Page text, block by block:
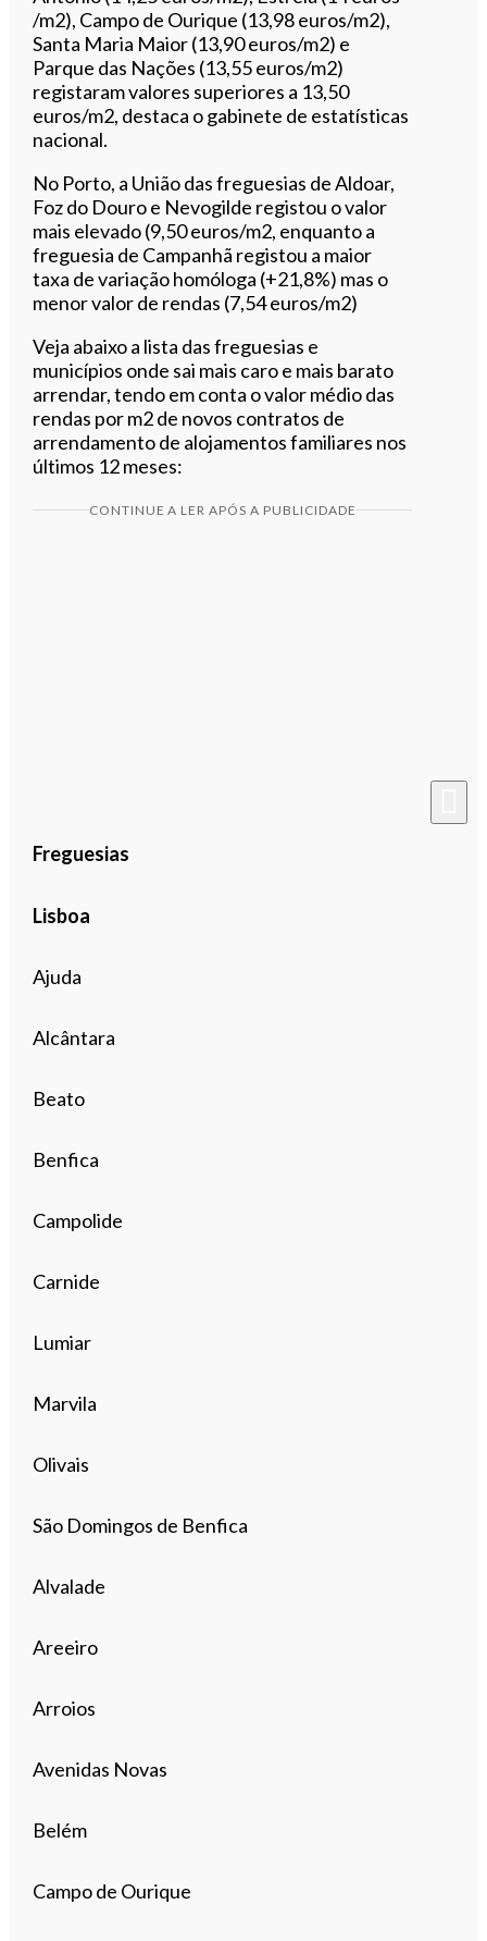
/m2), Campo de Ourique (13,98 euros/m2),
Santa Maria Maior (13,90 euros/m2) e
Parque das Nações (13,55 euros/m2)
registaram valores superiores a 13,50
euros/m2, destaca o gabinete de estatísticas
nacional.
No Porto, a União das freguesias de Aldoar,
Foz do Douro e Nevogilde registou o valor
mais elevado (9,50 euros/m2, enquanto a
freguesia de Campanhã registou a maior
taxa de variação homóloga (+21,8%) mas o
menor valor de rendas (7,54 euros/m2)
Veja abaixo a lista das freguesias e
municípios onde sai mais caro e mais barato
arrendar, tendo em conta o valor médio das
rendas por m2 de novos contratos de
arrendamento de alojamentos familiares nos
últimos 12 meses:
CONTINUE A LER APÓS A PUBLICIDADE
Freguesias
Lisboa
Ajuda
Alcântara
Beato
Benfica
Campolide
Carnide
Lumiar
Marvila
Olivais
São Domingos de Benfica
Alvalade
Areeiro
Arroios
Avenidas Novas
Belém
Campo de Ourique